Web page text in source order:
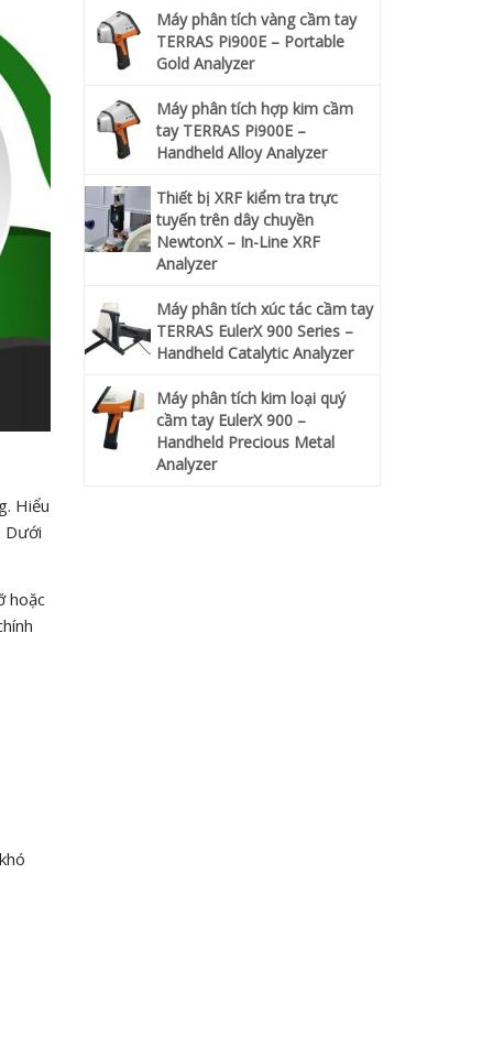
Hiểu
Dưới
hoặc
Máy phân tích vàng cầm tay
TERRAS Pi900E – Portable
Gold Analyzer
Máy phân tích hợp kim cầm
tay TERRAS Pi900E –
Handheld Alloy Analyzer
Thiết bị XRF kiểm tra trực
tuyến trên dây chuyền
NewtonX – In-Line XRF
Analyzer
Máy phân tích xúc tác cầm tay
TERRAS EulerX 900 Series –
Handheld Catalytic Analyzer
Máy phân tích kim loại quý
cầm tay EulerX 900 –
Handheld Precious Metal
Analyzer